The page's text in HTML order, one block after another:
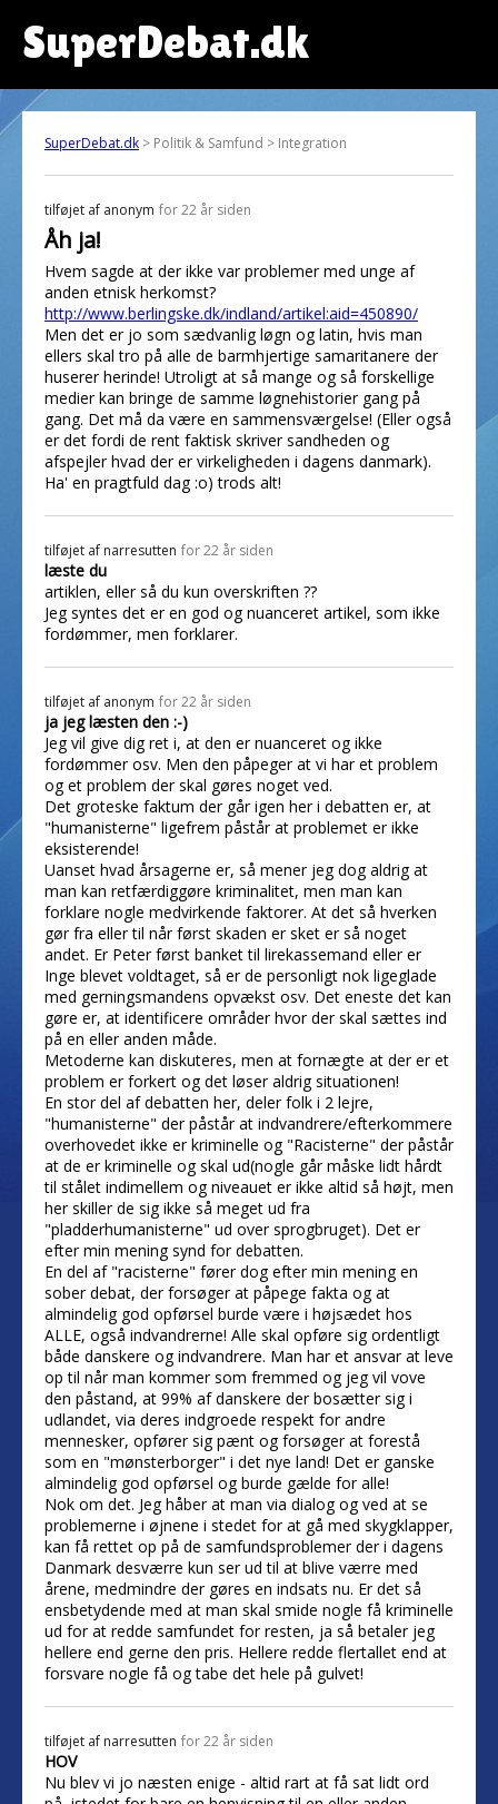
SuperDebat.dk
SuperDebat.dk > Politik & Samfund > Integration
tilføjet af anonym for 22 år siden
Åh ja!
Hvem sagde at der ikke var problemer med unge af
anden etnisk herkomst?
http://www.berlingske.dk/indland/artikel:aid=450890/
Men det er jo som sædvanlig løgn og latin, hvis man
ellers skal tro på alle de barmhjertige samaritanere der
huserer herinde! Utroligt at så mange og så forskellige
medier kan bringe de samme løgnehistorier gang på
gang. Det må da være en sammensværgelse! (Eller også
er det fordi de rent faktisk skriver sandheden og
afspejler hvad der er virkeligheden i dagens danmark).
Ha' en pragtfuld dag :o) trods alt!
tilføjet af narresutten for 22 år siden
læste du
artiklen, eller så du kun overskriften ??
Jeg syntes det er en god og nuanceret artikel, som ikke
fordømmer, men forklarer.
tilføjet af anonym for 22 år siden
ja jeg læsten den :-)
Jeg vil give dig ret i, at den er nuanceret og ikke
fordømmer osv. Men den påpeger at vi har et problem
og et problem der skal gøres noget ved.
Det groteske faktum der går igen her i debatten er, at
"humanisterne" ligefrem påstår at problemet er ikke
eksisterende!
Uanset hvad årsagerne er, så mener jeg dog aldrig at
man kan retfærdiggøre kriminalitet, men man kan
forklare nogle medvirkende faktorer. At det så hverken
gør fra eller til når først skaden er sket er så noget
andet. Er Peter først banket til lirekassemand eller er
Inge blevet voldtaget, så er de personligt nok ligeglade
med gerningsmandens opvækst osv. Det eneste det kan
gøre er, at identificere områder hvor der skal sættes ind
på en eller anden måde.
Metoderne kan diskuteres, men at fornægte at der er et
problem er forkert og det løser aldrig situationen!
En stor del af debatten her, deler folk i 2 lejre,
"humanisterne" der påstår at indvandrere/efterkommere
overhovedet ikke er kriminelle og "Racisterne" der påstår
at de er kriminelle og skal ud(nogle går måske lidt hårdt
til stålet indimellem og niveauet er ikke altid så højt, men
her skiller de sig ikke så meget ud fra
"pladderhumanisterne" ud over sprogbruget). Det er
efter min mening synd for debatten.
En del af "racisterne" fører dog efter min mening en
sober debat, der forsøger at påpege fakta og at
almindelig god opførsel burde være i højsædet hos
ALLE, også indvandrerne! Alle skal opføre sig ordentligt
både danskere og indvandrere. Man har et ansvar at leve
op til når man kommer som fremmed og jeg vil vove
den påstand, at 99% af danskere der bosætter sig i
udlandet, via deres indgroede respekt for andre
mennesker, opfører sig pænt og forsøger at forestå
som en "mønsterborger" i det nye land! Det er ganske
almindelig god opførsel og burde gælde for alle!
Nok om det. Jeg håber at man via dialog og ved at se
problemerne i øjnene i stedet for at gå med skygklapper,
kan få rettet op på de samfundsproblemer der i dagens
Danmark desværre kun ser ud til at blive værre med
årene, medmindre der gøres en indsats nu. Er det så
ensbetydende med at man skal smide nogle få kriminelle
ud for at redde samfundet for resten, ja så betaler jeg
hellere end gerne den pris. Hellere redde flertallet end at
forsvare nogle få og tabe det hele på gulvet!
tilføjet af narresutten for 22 år siden
HOV
Nu blev vi jo næsten enige - altid rart at få sat lidt ord